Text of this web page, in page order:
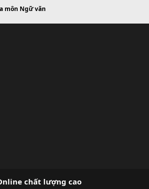
môn Ngữ văn
chất lượng cao